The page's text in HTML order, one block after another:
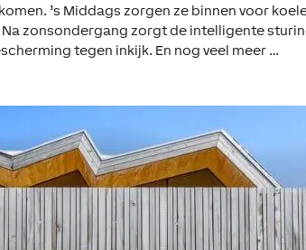
’s Middags zorgen ze binnen voor
zonsondergang zorgt de intelligente
tegen inkijk. En nog veel meer …